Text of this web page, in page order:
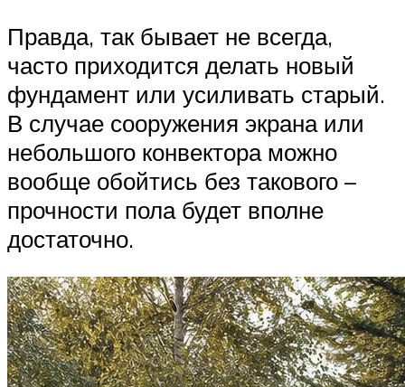
Правда, так бывает не всегда,
часто приходится делать новый
фундамент или усиливать старый.
В случае сооружения экрана или
небольшого конвектора можно
вообще обойтись без такового –
прочности пола будет вполне
достаточно.